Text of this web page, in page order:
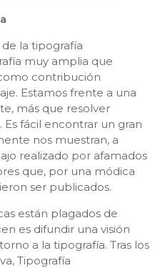
la tipografía
muy amplia que
contribución
Estamos frente a una
más que resolver
fácil encontrar un gran
nos muestran, a
realizado por afamados
que, por una módica
ser publicados.
están plagados de
es difundir una visión
a la tipografía. Tras los
Tipografía